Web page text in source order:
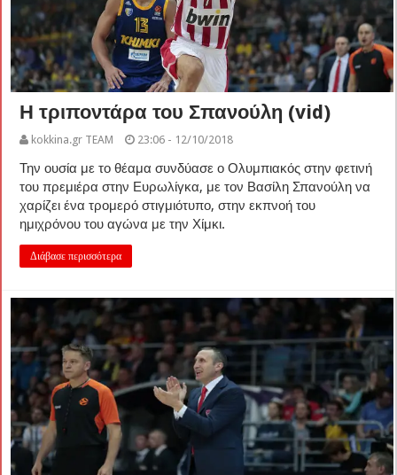
Η τριποντάρα του Σπανούλη (vid)
kokkina.gr TEAM 23:06 - 12/10/2018
Την ουσία με το θέαμα συνδύασε ο Ολυμπιακός στην φετινή
του πρεμιέρα στην Ευρωλίγκα, με τον Βασίλη Σπανούλη να
χαρίζει ένα τρομερό στιγμιότυπο, στην εκπνοή του
ημιχρόνου του αγώνα με την Χίμκι.
Διάβασε περισσότερα